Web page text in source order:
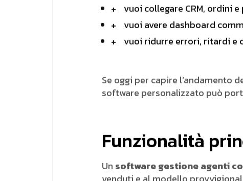
vuoi collegare CRM, ordini
vuoi avere dashboard
vuoi ridurre errori, ritardi e
Se oggi per capire l’andamento
software personalizzato può
Funzionalità
Un software gestione agenti